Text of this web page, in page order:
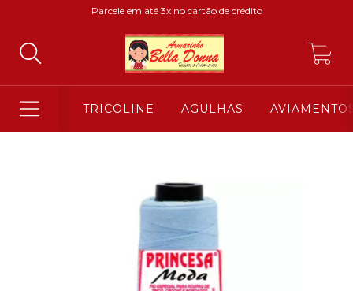
Parcele em até 3x no cartão de crédito
TRICOLINE AGULHAS